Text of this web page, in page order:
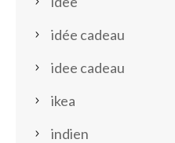
idée cadeau
idee cadeau
ikea
indien